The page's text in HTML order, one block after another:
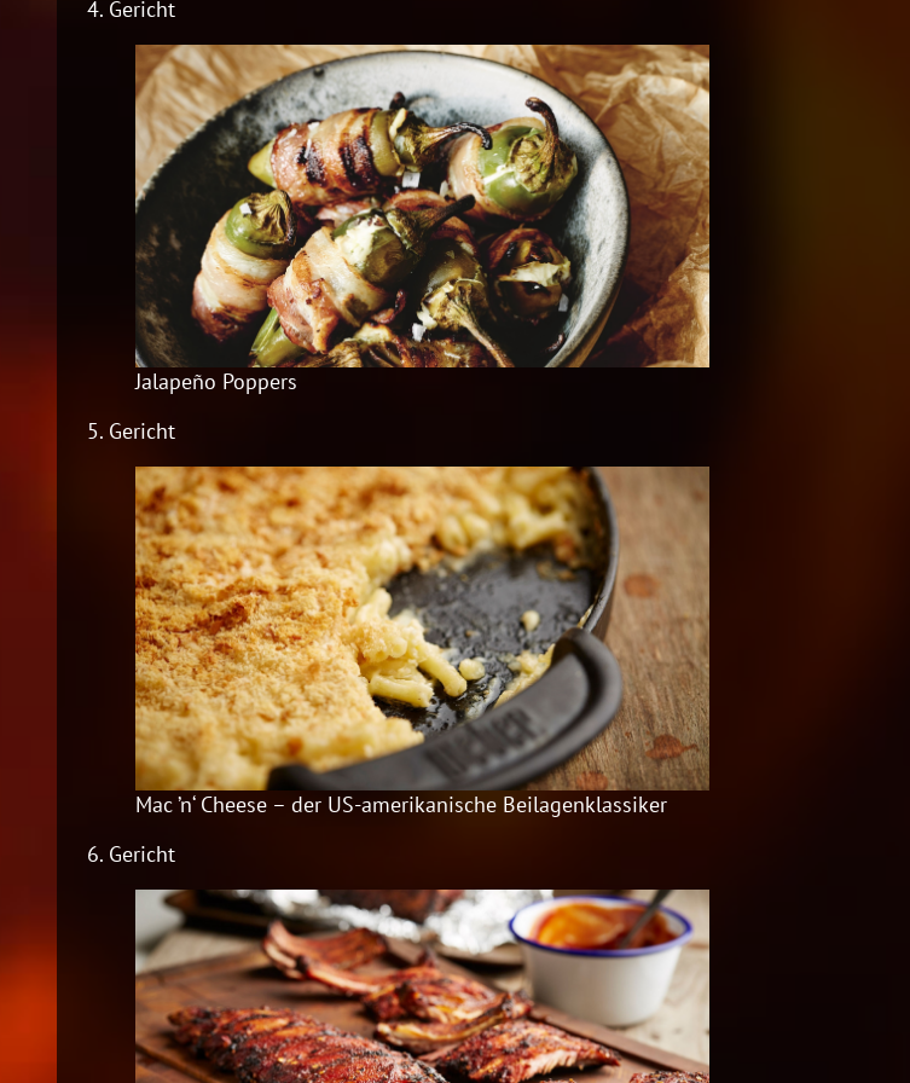
4. Gericht
Jalapeño Poppers
5. Gericht
Mac ’n‘ Cheese – der US-amerikanische Beilagenklassiker
6. Gericht